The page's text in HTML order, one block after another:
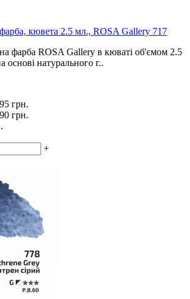
фарба, кювета 2.5 мл., ROSA Gallery 717
фарба ROSA Gallery в кюваті об'ємом 2.5
основі натурального г..
грн.
грн.
+